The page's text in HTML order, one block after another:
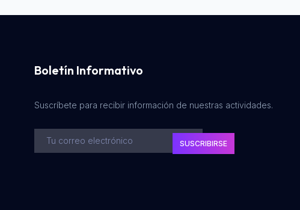
Boletín Informativo
Suscríbete para recibir información de nuestras actividades.
SUSCRIBIRSE